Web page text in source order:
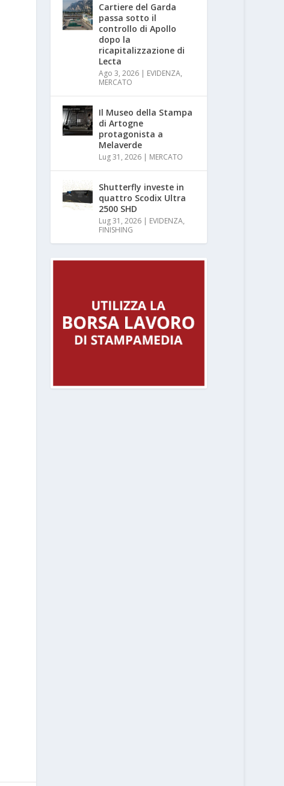
Cartiere del Garda
passa sotto il
controllo di Apollo
dopo la
ricapitalizzazione di
Lecta
Ago 3, 2026 | EVIDENZA,
MERCATO
Il Museo della Stampa
di Artogne
protagonista a
Melaverde
Lug 31, 2026 | MERCATO
Shutterfly investe in
quattro Scodix Ultra
2500 SHD
Lug 31, 2026 | EVIDENZA,
FINISHING